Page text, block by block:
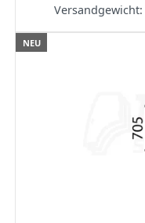
Versandgewicht:
NEU